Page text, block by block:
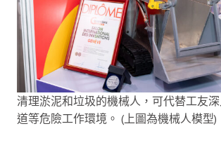
清理淤泥和垃圾的機械人，可代替工友
道等危險工作環境。 (上圖為機械人模型)